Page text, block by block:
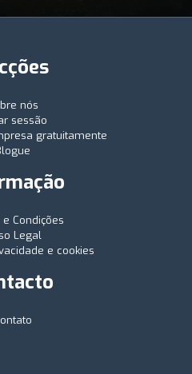
nós
sessão
gratuitamente
Condições
Legal
e cookies